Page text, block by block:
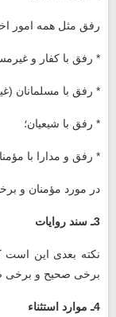
رفق مثل همه امور
* رفق با کفار و
* رفق با مسلمانان
* رفق با شیعیان؛
* رفق و مدارا با
در مورد مؤمنان و
3ـ سند روایات
نکته بعدی این است
برخی صحیح و
4ـ موارد استثناء